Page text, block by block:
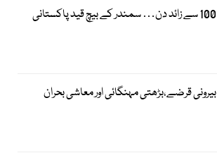
100 سے زائد دن… سمندر کے بیچ قید پاکستانی
بیرونی قرضے،بڑھتی مہنگائی اور معاشی بحران